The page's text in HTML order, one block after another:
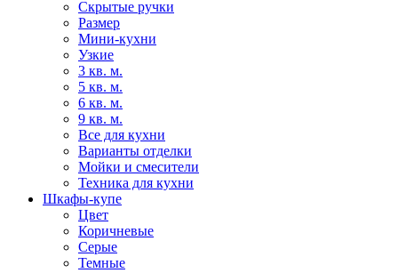
Скрытые ручки
Размер
Мини-кухни
Узкие
3 кв. м.
5 кв. м.
6 кв. м.
9 кв. м.
Все для кухни
Варианты отделки
Мойки и смесители
Техника для кухни
Шкафы-купе
Цвет
Коричневые
Серые
Темные